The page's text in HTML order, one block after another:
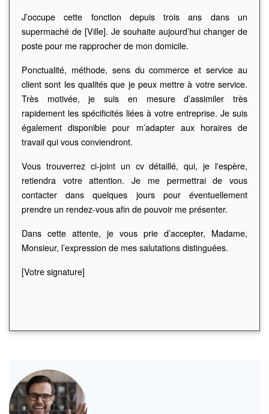
J’occupe cette fonction depuis trois ans dans un
supermaché de [Ville]. Je souhaite aujourd’hui changer de
poste pour me rapprocher de mon domicile.
Ponctualité, méthode, sens du commerce et service au
client sont les qualités que je peux mettre à votre service.
Très motivée, je suis en mesure d’assimiler très
rapidement les spécificités liées à votre entreprise. Je suis
également disponible pour m’adapter aux horaires de
travail qui vous conviendront.
Vous trouverrez ci-joint un cv détaillé, qui, je l'espère,
retiendra votre attention. Je me permettrai de vous
contacter dans quelques jours pour éventuellement
prendre un rendez-vous afin de pouvoir me présenter.
Dans cette attente, je vous prie d’accepter, Madame,
Monsieur, l’expression de mes salutations distinguées.
[Votre signature]